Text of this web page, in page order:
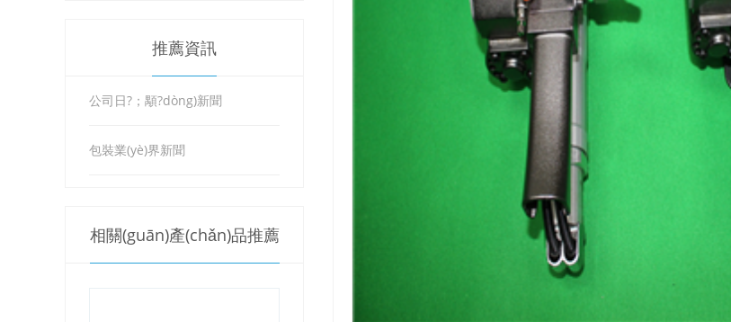
推薦資訊
公司日?；顒?dòng)新聞
包裝業(yè)界新聞
相關(guān)產(chǎn)品推薦